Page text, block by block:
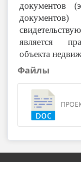
документов
является
объекта
Файлы